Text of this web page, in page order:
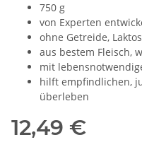
750 g
von Experten
ohne Getreide,
aus bestem Fleisch,
mit
hilft empfindlichen,
überleben
12,49 €